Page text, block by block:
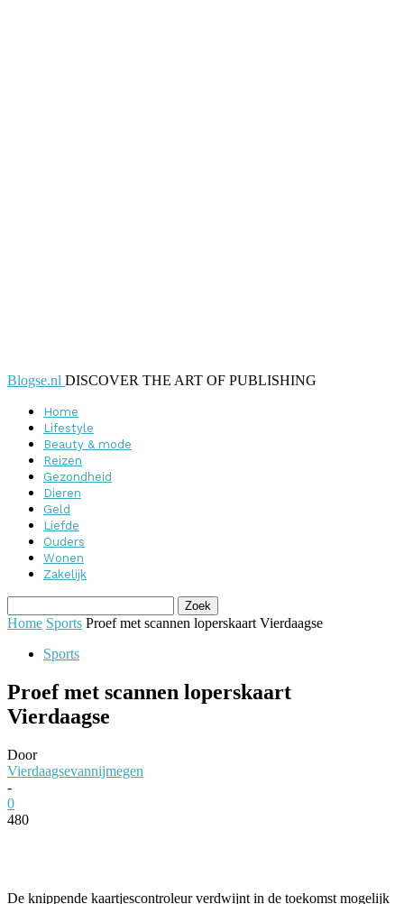
Blogse.nl DISCOVER THE ART OF PUBLISHING
Home
Lifestyle
Beauty & mode
Reizen
Gezondheid
Dieren
Geld
Liefde
Ouders
Wonen
Zakelijk
Home Sports Proef met scannen loperskaart Vierdaagse
Sports
Proef met scannen loperskaart
Vierdaagse
Door
Vierdaagsevannijmegen
-
0
480
De knippende kaartjescontroleur verdwijnt in de toekomst mogelijk